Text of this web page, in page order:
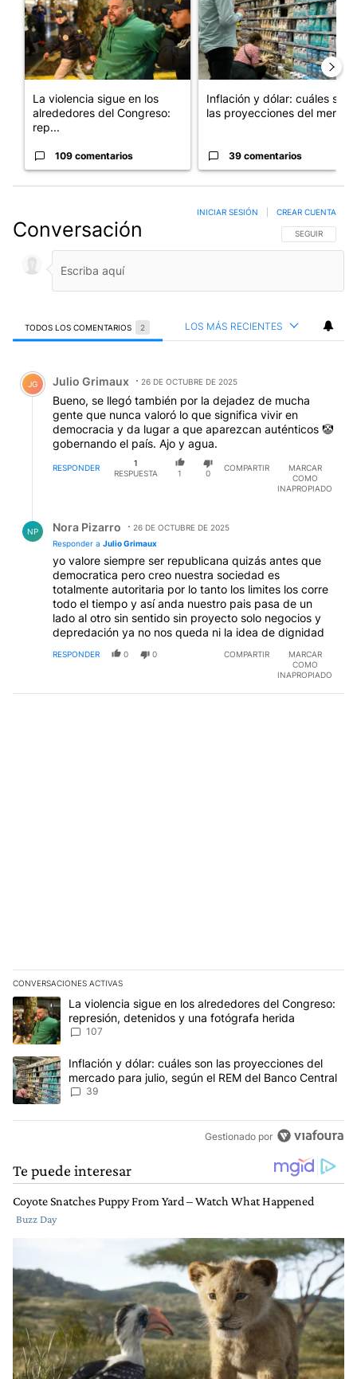
La violencia sigue en los
alrededores del Congreso:
rep...
109 comentarios
Inflación y dólar: cuáles son
las proyecciones del merc...
39 comentarios
Conversación SIGA ESTA
SEGUIR
INICIAR SESIÓN CREAR CUENTA
TODOS LOS COMENTARIOS 2 LOS MÁS RECIENTES
Comentario de Julio Grimaux.
JG Julio Grimaux 26 DE OCTUBRE DE 2025
Bueno, se llegó también por la dejadez de mucha
gente que nunca valoró lo que significa vivir en
democracia y da lugar a que aparezcan auténticos 🤡
gobernando el país. Ajo y agua.
RESPONDER
1
RESPUESTA
1 0
COMPARTIR
MARCAR
COMO
INAPROPIADO
NP Nora Pizarro
26 DE OCTUBRE DE 2025
Responder a Julio Grimaux
yo valore siempre ser republicana quizás antes que
democratica pero creo nuestra sociedad es
totalmente autoritaria por lo tanto los limites los corre
todo el tiempo y así anda nuestro pais pasa de un
lado al otro sin sentido sin proyecto solo negocios y
depredación ya no nos queda ni la idea de dignidad
RESPONDER 0 0 COMPARTIR
MARCAR
COMO
INAPROPIADO
CONVERSACIONES ACTIVAS
Este listado muestra los artículos con más comentarios en los
Un artículo de tendencia con el título "La violencia sigue en los
La violencia sigue en los alrededores del Congreso:
represión, detenidos y una fotógrafa herida
107
Un artículo de tendencia con el título "Inflación y dólar: cuáles
Inflación y dólar: cuáles son las proyecciones del
mercado para julio, según el REM del Banco Central
39
Gestionado por